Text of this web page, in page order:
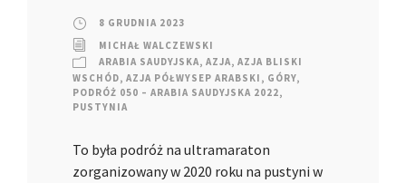
8 GRUDNIA 2023
MICHAŁ WALCZEWSKI
ARABIA SAUDYJSKA, AZJA, AZJA BLISKI
WSCHÓD, AZJA PÓŁWYSEP ARABSKI , GÓRY,
PODRÓŻ 050 – ARABIA SAUDYJSKA 2022,
PUSTYNIA
To była podróż na ultramaraton
zorganizowany w 2020 roku na pustyni w